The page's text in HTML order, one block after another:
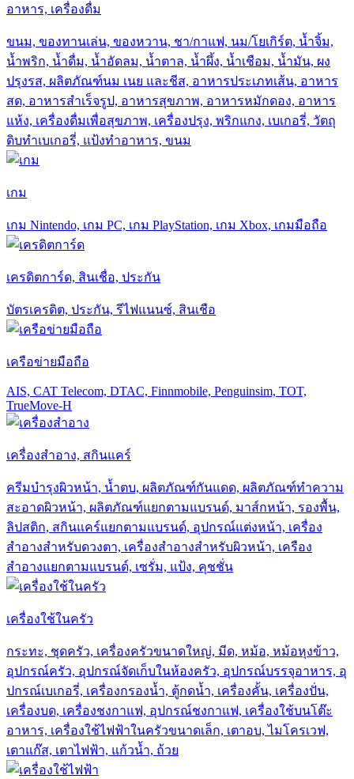
อาหาร, เครื่องดื่ม
ขนม, ของทานเล่น, ของหวาน, ชา/กาแฟ, นม/โยเกิร์ต, น้ำจิ้ม,
น้ำพริก, น้ำดื่ม, น้ำอัดลม, น้ำตาล, น้ำผึ้ง, น้ำเชือม, น้ำมัน, ผง
ปรุงรส, ผลิตภัณฑ์นม เนย และชีส, อาหารประเภทเส้น, อาหาร
สด, อาหารสำเร็จรูป, อาหารสุขภาพ, อาหารหมักดอง, อาหาร
แห้ง, เครื่องดื่มเพื่อสุขภาพ, เครื่องปรุง, พริกแกง, เบเกอรี่, วัตถุ
ดิบทำเบเกอรี่, แป้งทำอาหาร, ขนม
เกม
เกม Nintendo, เกม PC, เกม PlayStation, เกม Xbox, เกมมือถือ
เครดิตการ์ด, สินเชื่อ, ประกัน
บัตรเครดิต, ประกัน, รีไฟแนนซ์, สินเชือ
เครือข่ายมือถือ
AIS, CAT Telecom, DTAC, Finnmobile, Penguinsim, TOT,
TrueMove-H
เครื่องสำอาง, สกินแคร์
ครีมบำรุงผิวหน้า, น้ำตบ, ผลิตภัณฑ์กันแดด, ผลิตภัณฑ์ทำความ
สะอาดผิวหน้า, ผลิตภัณฑ์แยกตามแบรนด์, มาส์กหน้า, รองพื้น,
ลิปสติก, สกินแคร์แยกตามแบรนด์, อุปกรณ์แต่งหน้า, เครื่อง
สำอางสำหรับดวงตา, เครื่องสำอางสำหรับผิวหน้า, เครือง
สำอางแยกตามแบรนด์, เซรั่ม, แป้ง, คุชชั่น
เครื่องใช้ในครัว
กระทะ, ชุดครัว, เครื่องครัวขนาดใหญ่, มีด, หม้อ, หม้อหุงข้าว,
อุปกรณ์ครัว, อุปกรณ์จัดเก็บในห้องครัว, อุปกรณ์บรรจุอาหาร, อุ
ปกรณ์เบเกอรี่, เครื่องกรองน้ำ, ตู้กดน้ำ, เครื่องคั้น, เครื่องปั่น,
เครื่องบด, เครื่องชงกาแฟ, อุปกรณ์ชงกาแฟ, เครื่องใช้บนโต๊ะ
อาหาร, เครื่องใช้ไฟฟ้าในครัวขนาดเล็ก, เตาอบ, ไมโครเวฟ,
เตาแก๊ส, เตาไฟฟ้า, แก้วน้ำ, ถ้วย